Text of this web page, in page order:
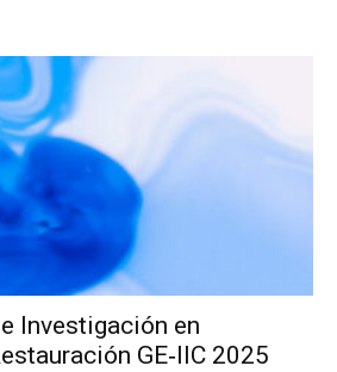
Investigación en
GE‑IIC 2025